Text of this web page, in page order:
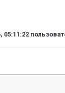
05:11:22